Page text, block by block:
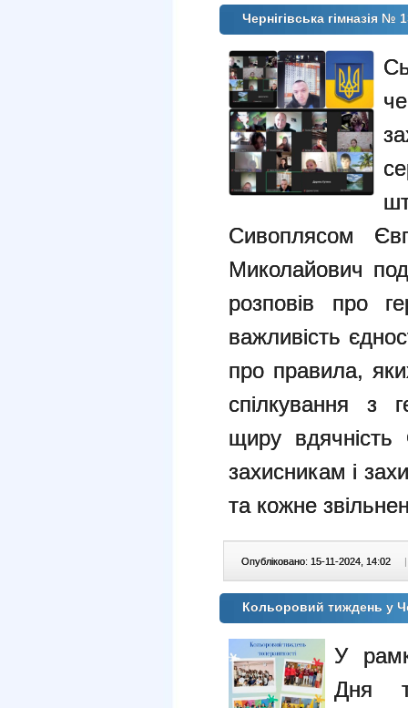
Чернігівська гімназія №
Сивоплясом
Миколайович
розповів про
важливість
про правила,
спілкування з
щиру вдячність
захисникам і
та кожне
Опубліковано: 15-11-2024, 14:02 |
Кольоровий тиждень у
У
Дня